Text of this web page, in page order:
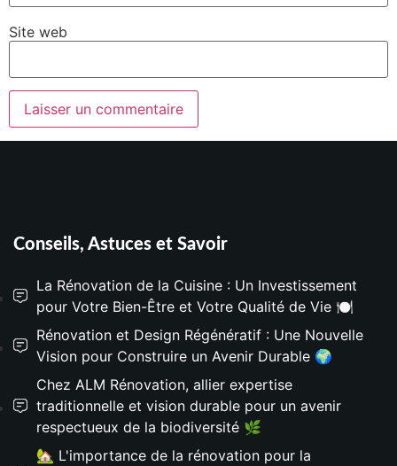
Site web
Conseils, Astuces et Savoir
La Rénovation de la Cuisine : Un Investissement
pour Votre Bien-Être et Votre Qualité de Vie 🍽️
Rénovation et Design Régénératif : Une Nouvelle
Vision pour Construire un Avenir Durable 🌍
Chez ALM Rénovation, allier expertise
traditionnelle et vision durable pour un avenir
respectueux de la biodiversité 🌿
🏡 L'importance de la rénovation pour la